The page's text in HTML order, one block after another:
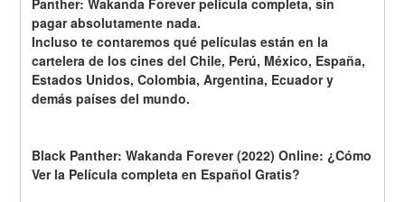
Panther: Wakanda Forever película completa, sin
pagar absolutamente nada.
Incluso te contaremos qué películas están en la
cartelera de los cines del Chile, Perú, México, España,
Estados Unidos, Colombia, Argentina, Ecuador y
demás países del mundo.
Black Panther: Wakanda Forever (2022) Online: ¿Cómo
Ver la Película completa en Español Gratis?